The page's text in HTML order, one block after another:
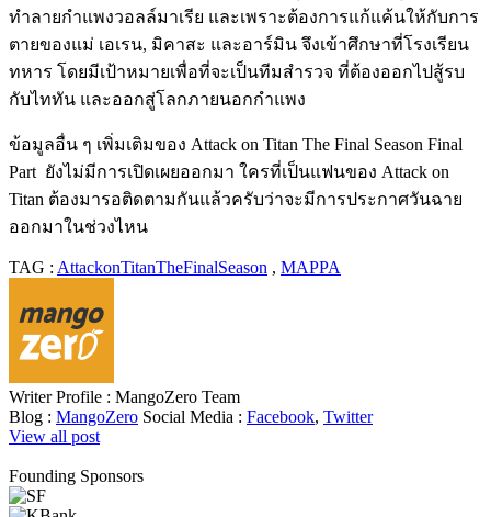
ทำลายกำแพงวอลล์มาเรีย และเพราะต้องการแก้แค้นให้กับการ
ตายของแม่ เอเรน, มิคาสะ และอาร์มิน จึงเข้าศึกษาที่โรงเรียน
ทหาร โดยมีเป้าหมายเพื่อที่จะเป็นทีมสำรวจ ที่ต้องออกไปสู้รบ
กับไททัน และออกสู่โลกภายนอกกำแพง
ข้อมูลอื่น ๆ เพิ่มเติมของ Attack on Titan The Final Season Final
Part ยังไม่มีการเปิดเผยออกมา ใครที่เป็นแฟนของ Attack on
Titan ต้องมารอติดตามกันแล้วครับว่าจะมีการประกาศวันฉาย
ออกมาในช่วงไหน
TAG : AttackonTitanTheFinalSeason , MAPPA
Writer Profile : MangoZero Team
Blog : MangoZero Social Media : Facebook, Twitter
View all post
Founding Sponsors